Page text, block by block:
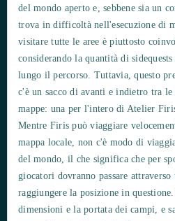
del mondo aperto e, sebbene sia un
trova in difficoltà nell'esecuzione di
visitare tutte le aree è piuttosto
considerando la quantità di sidequests
lungo il percorso. Tuttavia, questo
c'è un sacco di avanti e indietro tra
mappe: una per l'intero di Atelier
Mentre Firis può viaggiare
mappa locale, non c'è modo di
del mondo, il che significa che per
giocatori dovranno passare
raggiungere la posizione in
dimensioni e la portata dei campi, e